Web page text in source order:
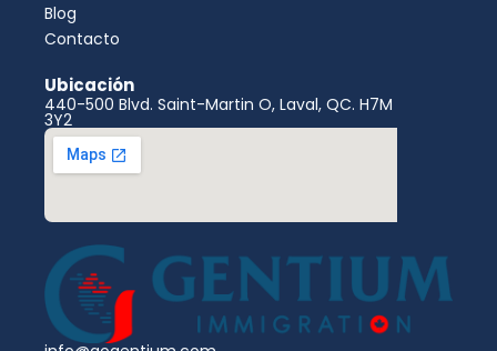
Blog
Contacto
Ubicación
440-500 Blvd. Saint-Martin O, Laval, QC. H7M
3Y2